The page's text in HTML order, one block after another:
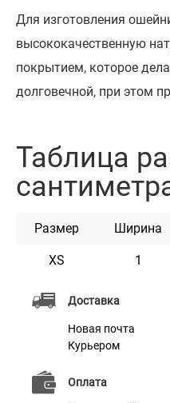
Доставка
Новая почта
Курьером
Оплата
Для изготовления
высококачественную
покрытием, которое
долговечной, при этом
были выполнены с
Это придаёт продукту
тиснением.
фурнитура - залог
прочная, гарантийный
Таблица
Размер Ширина
XS 1